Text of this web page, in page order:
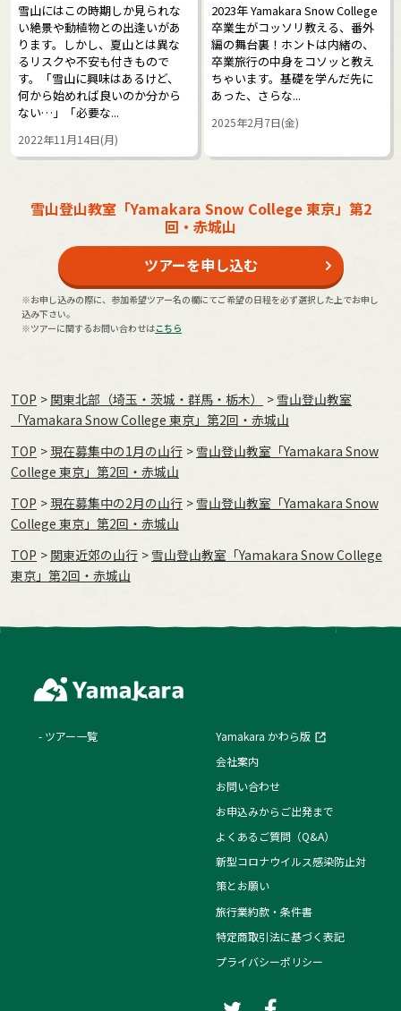
雪山にはこの時期しか見られな
い絶景や動植物との出逢いがあ
ります。しかし、夏山とは異な
るリスクや不安も付きもので
す。「雪山に興味はあるけど、
何から始めれば良いのか分から
ない…」「必要な...
2022年11月14日(月)
2023年 Yamakara Snow College
卒業生がコッソリ教える、番外
編の舞台裏！ホントは内緒の、
卒業旅行の中身をコソッと教え
ちゃいます。基礎を学んだ先に
あった、さらな...
2025年2月7日(金)
雪山登山教室「Yamakara Snow College 東京」第2
回・赤城山
ツアーを申し込む
※お申し込みの際に、参加希望ツアー名の欄にてご希望の日程を必ず選択した上でお申し
込み下さい。
※ツアーに関するお問い合わせはこちら
TOP 関東北部（埼玉・茨城・群馬・栃木）
雪山登山教室
「Yamakara Snow College 東京」第2回・赤城山
TOP
現在募集中の1月の山行
雪山登山教室「Yamakara Snow
College 東京」第2回・赤城山
TOP
現在募集中の2月の山行
雪山登山教室「Yamakara Snow
College 東京」第2回・赤城山
TOP
関東近郊の山行
雪山登山教室「Yamakara Snow College
東京」第2回・赤城山
ツアー一覧
Yamakara かわら版
会社案内
お問い合わせ
お申込みからご出発まで
よくあるご質問（Q&A）
新型コロナウイルス感染防止対
策とお願い
旅行業約款・条件書
特定商取引法に基づく表記
プライバシーポリシー